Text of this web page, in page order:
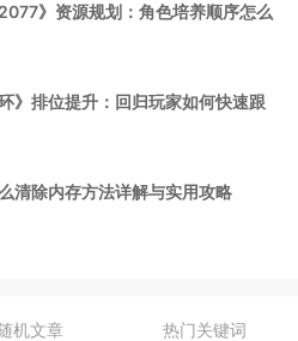
2077》资源规划：角色培养顺序怎么
》排位提升：回归玩家如何快速跟
清除内存方法详解与实用攻略
机文章 热门关键词